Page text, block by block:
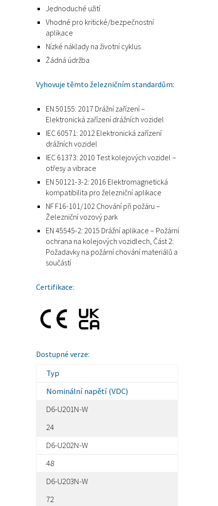
Jednoduché užití
Vhodné pro kritické/bezpečnostní
aplikace
Nízké náklady na životní cyklus
Žádná údržba
Vyhovuje těmto železničním standardům:
EN 50155: 2017 Drážní zařízení –
Elektronická zařízení drážních vozidel
IEC 60571: 2012 Elektronická zařízení
drážních vozidel
IEC 61373: 2010 Test kolejových vozidel –
otřesy a vibrace
EN 50121-3-2: 2016 Elektromagnetická
kompatibilita pro železniční aplikace
NF F16-101/102 Chování při požáru –
Železniční vozový park
EN 45545-2: 2015 Drážní aplikace – Požární
ochrana na kolejových vozidlech, Část 2:
Požadavky na požární chování materiálů a
součástí
Certifikace:
Dostupné verze:
Typ
Nominální napětí (VDC)
D6-U201N-W
24
D6-U202N-W
48
D6-U203N-W
72